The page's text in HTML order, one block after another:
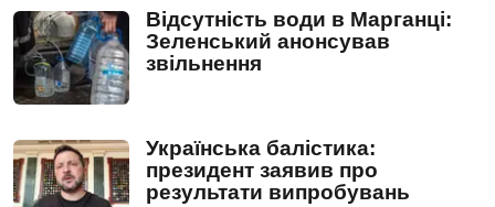
Відсутність води в Марганці:
Зеленський анонсував
звільнення
Українська балістика:
президент заявив про
результати випробувань